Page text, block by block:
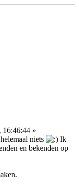
16:46:44 »
niets
Ik
en bekenden op